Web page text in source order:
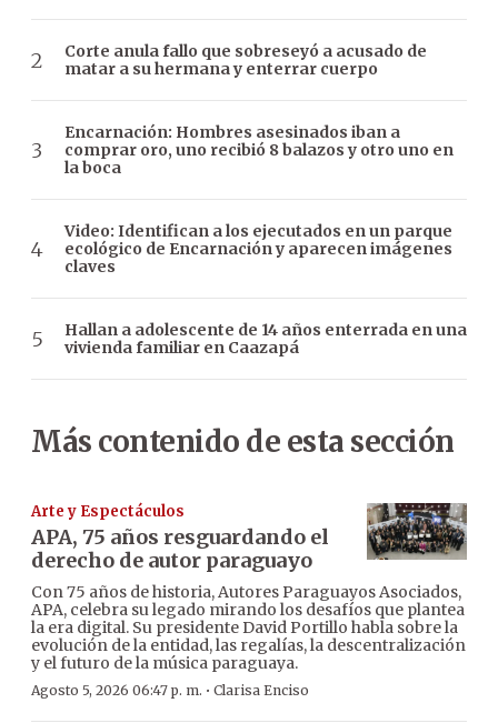
Corte anula fallo que sobreseyó a acusado de
matar a su hermana y enterrar cuerpo
Encarnación: Hombres asesinados iban a
comprar oro, uno recibió 8 balazos y otro uno en
la boca
Video: Identifican a los ejecutados en un parque
ecológico de Encarnación y aparecen imágenes
claves
Hallan a adolescente de 14 años enterrada en una
vivienda familiar en Caazapá
Más contenido de esta sección
Arte y Espectáculos
APA, 75 años resguardando el
derecho de autor paraguayo
Con 75 años de historia, Autores Paraguayos Asociados,
APA, celebra su legado mirando los desafíos que plantea
la era digital. Su presidente David Portillo habla sobre la
evolución de la entidad, las regalías, la descentralización
y el futuro de la música paraguaya.
Agosto 5, 2026 06:47 p. m. · Clarisa Enciso